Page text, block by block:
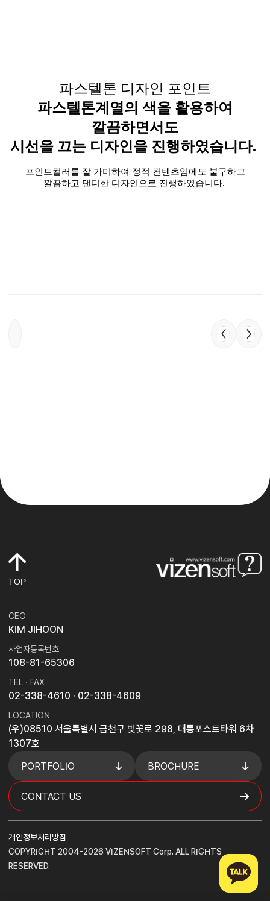
파스텔톤 디자인 포인트
파스텔톤계열의 색을 활용하여
깔끔하면서도
시선을 끄는 디자인을 진행하였습니다.
포인트컬러를 잘 가미하여 정적 컨텐츠임에도 불구하고
깔끔하고 댄디한 디자인으로 진행하였습니다.
TOP
CEO
KIM JIHOON
사업자등록번호
108-81-65306
TEL · FAX
02-338-4610 · 02-338-4609
LOCATION
(우)08510 서울특별시 금천구 벚꽃로 298, 대륭포스트타워 6차
1307호
PORTFOLIO
BROCHURE
CONTACT US
개인정보처리방침
COPYRIGHT 2004-2026 VIZENSOFT Corp. ALL RIGHTS
RESERVED.